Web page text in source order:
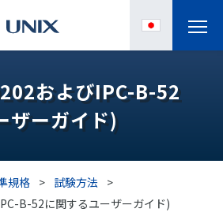
およびIPC-B-52
ザーガイド)
規格 > 試験方法
>
B-52に関するユーザーガイド)